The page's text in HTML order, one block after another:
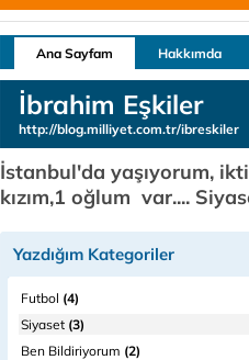
Ana Sayfam Hakkımda
İbrahim Eşkiler
http://blog.milliyet.com.tr/ibreskiler
İstanbul'da yaşıyorum,
kızım,1 oğlum var....
Yazdığım Kategoriler
Futbol (4)
Siyaset (3)
Ben Bildiriyorum (2)